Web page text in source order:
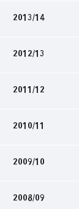
2013/14
2012/13
2011/12
2010/11
2009/10
2008/09